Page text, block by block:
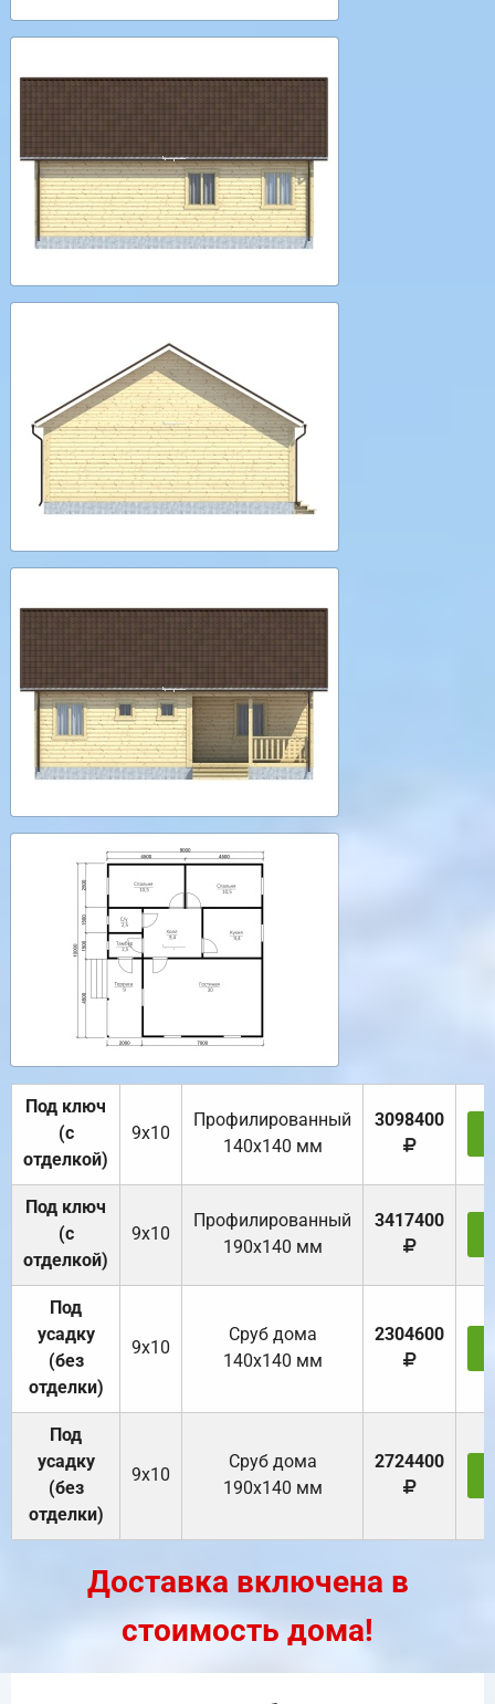
Под ключ
(с
отделкой)
9х10
Профилированный
140х140 мм
3098400
Под ключ
(с
отделкой)
9х10
Профилированный
190х140 мм
3417400
Под
усадку
(без
отделки)
9х10
Cруб дома
140х140 мм
2304600
Под
усадку
(без
отделки)
9х10
Cруб дома
190х140 мм
2724400
Доставка включена в
стоимость дома!